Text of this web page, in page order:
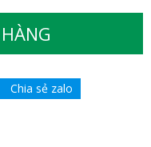
Chia sẻ zalo